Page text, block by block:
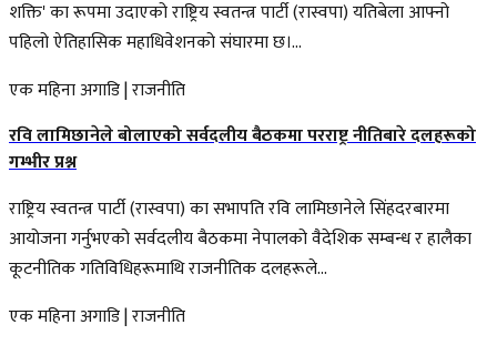
शक्ति' का रूपमा उदाएको राष्ट्रिय स्वतन्त्र पार्टी (रास्वपा) यतिबेला आफ्नो
पहिलो ऐतिहासिक महाधिवेशनको संघारमा छ।...
एक महिना अगाडि|राजनीति
रवि लामिछानेले बोलाएको सर्वदलीय बैठकमा परराष्ट्र नीतिबारे दलहरूको
गम्भीर प्रश्न
राष्ट्रिय स्वतन्त्र पार्टी (रास्वपा) का सभापति रवि लामिछानेले सिंहदरबारमा
आयोजना गर्नुभएको सर्वदलीय बैठकमा नेपालको वैदेशिक सम्बन्ध र हालैका
कूटनीतिक गतिविधिहरूमाथि राजनीतिक दलहरूले...
एक महिना अगाडि|राजनीति